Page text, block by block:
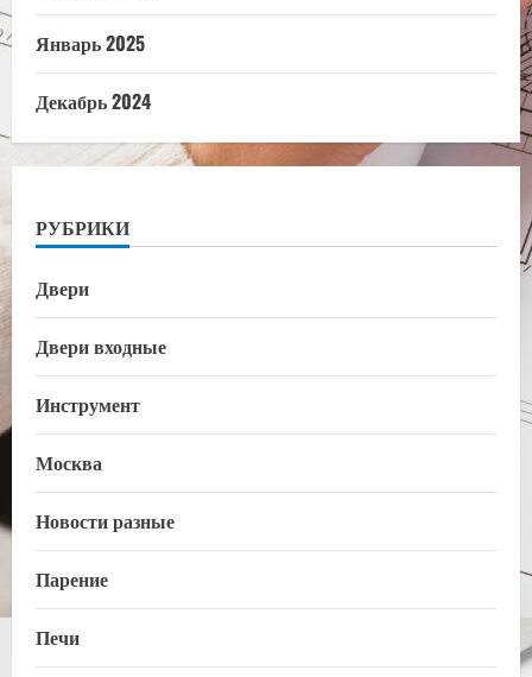
Январь 2025
Декабрь 2024
РУБРИКИ
Двери
Двери входные
Инструмент
Москва
Новости разные
Парение
Печи